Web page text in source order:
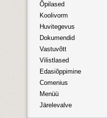
Õpilased
Koolivorm
Huvitegevus
Dokumendid
Vastuvõtt
Vilistlased
Edasiõppimine
Comenius
Menüü
Järelevalve